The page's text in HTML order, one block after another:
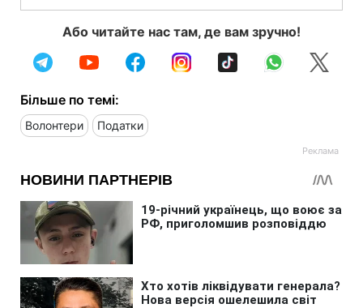
Або читайте нас там, де вам зручно!
Більше по темі:
Волонтери Податки